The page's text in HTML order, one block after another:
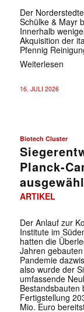
Der
Schülke & Mayr
Innerhalb
Akquisition der
Pfennig
Weiterlesen
16. JULI 2026
Biotech Cluster
Planck-
ARTIKEL
Der Anlauf zur
Institute im
hatten die
Jahren
Pandemie
also wurde der
umfassende
Bestandsbauten
Fertigstellung
Mio. Euro